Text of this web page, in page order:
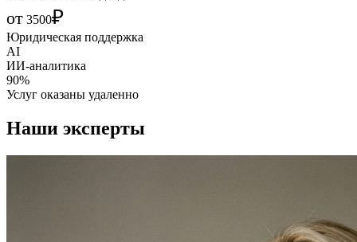
от 3500₽
Юридическая поддержка
AI
ИИ-аналитика
90%
Услуг оказаны удаленно
Наши эксперты